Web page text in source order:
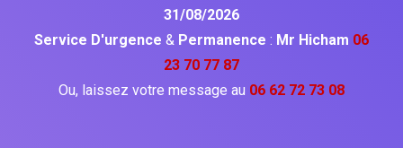
31/08/2026
Service D'urgence & Permanence : Mr Hicham 06
23 70 77 87
Ou, laissez votre message au 06 62 72 73 08